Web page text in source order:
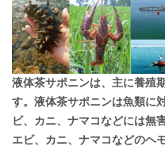
液体茶サポニンは、主に養殖
す。液体茶サポニンは魚類に
ビ、カニ、ナマコなどには無
エビ、カニ、ナマコなどのヘ